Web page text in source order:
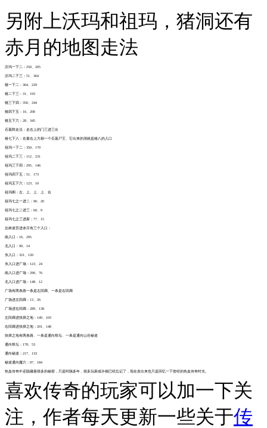
另附上沃玛和祖玛，猪洞还有
赤月的地图走法
沃玛一下二：250、205
沃玛二下三：51、364
猪一下二：364、229
猪二下三：31、193
猪三下四：350、244
猪四下五：16、200
猪五下六：28、345
石墓阵走法：走右上的门三进三出
猪七下八：在最右上方刷一个石墓尸王、它出来的洞就是猪八的入口
祖玛一下二：350、170
祖玛二下三：112、231
祖玛三下四：295、146
祖玛四下五：51、173
祖玛五下六：123、10
祖玛阁：左、上、上、上、右
祖玛七之一进二：90、20
祖玛七之二进三：60、9
祖玛七之三进家：77、15
丛林迷宫进赤月有三个入口：
南入口：16、295
北入口：90、14
东入口：321、120
东入口进广场：123、24
南入口进广场：290、76
北入口进广场：148、12
广场有两条路一条是左回廊、一条是右回廊
广场进左回廊：13、26
广场进右回廊：289、138
左回廊进抉择之地：149、103
右回廊进抉择之地：201、148
抉择之地有两条路、一条是通向祭坛、一条是通向山谷秘道
通向祭坛：178、53
通向秘道：217、133
秘道通向魔穴：97、184
热血传奇中还隐藏着很多的秘密，只是时隔多年，很多玩家或许都已经忘记了，现在发出来也只是回忆一下曾经的热血传奇时光。
喜欢传奇的玩家可以加一下关
注，作者每天更新一些关于传